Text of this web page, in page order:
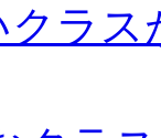
クラ